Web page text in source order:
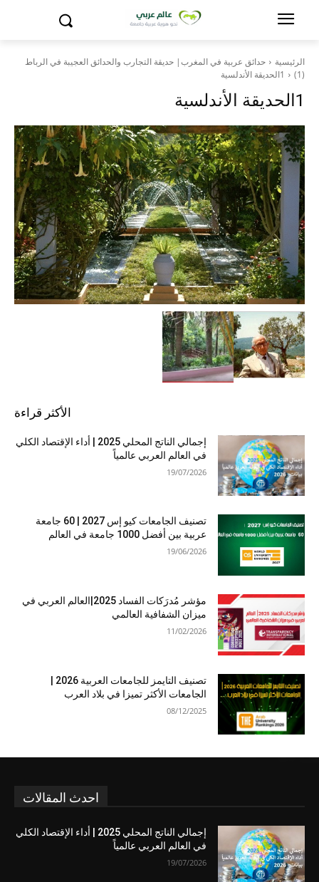
الرئيسية
حدائق عربية في المغرب| حديقة التجارب والحدائق العجيبة في الرباط
(1)
1الحديقة الأندلسية
1الحديقة الأندلسية
الأكثر قراءة
إجمالي الناتج المحلي 2025 | أداء الإقتصاد الكلي
في العالم العربي عالمياً
19/07/2026
تصنيف الجامعات كيو إس 2027 | 60 جامعة
عربية بين أفضل 1000 جامعة في العالم
19/06/2026
مؤشر مُدرَكات الفساد 2025|العالم العربي في
ميزان الشفافية العالمي
11/02/2026
الجامعات الأكثر تميزا في بلاد العرب
08/12/2025
احدث المقالات
إجمالي الناتج المحلي 2025 | أداء الإقتصاد الكلي
في العالم العربي عالمياً
19/07/2026